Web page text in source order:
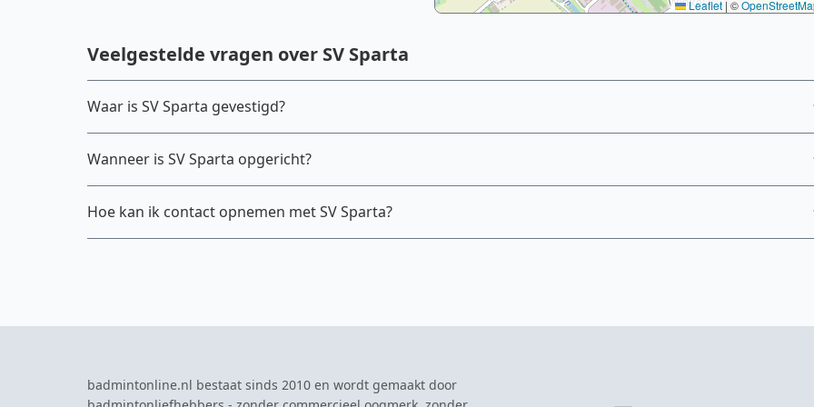
Leaflet | ©
Veelgestelde vragen over SV Sparta
Waar is SV Sparta gevestigd?
Wanneer is SV Sparta opgericht?
Hoe kan ik contact opnemen met SV Sparta?
badmintonline.nl bestaat sinds 2010 en wordt gemaakt door